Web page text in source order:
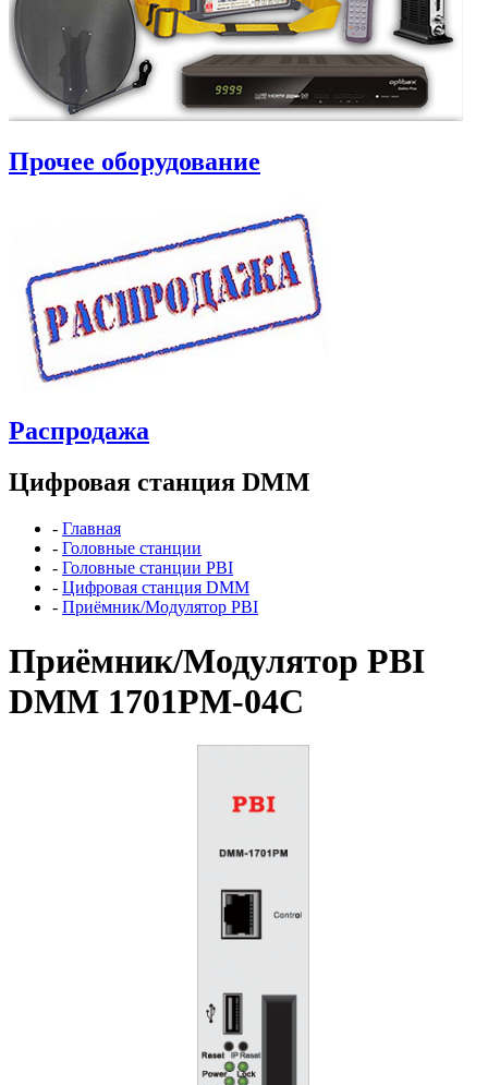
Прочее оборудование
Распродажа
Цифровая станция DMM
- Главная
- Головные станции
- Головные станции PBI
- Цифровая станция DMM
- Приёмник/Модулятор PBI
Приёмник/Модулятор PBI
DMM 1701PM-04С